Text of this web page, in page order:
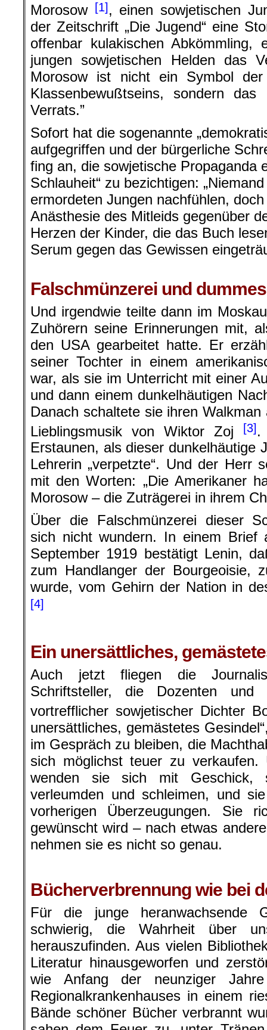
Morosow
[1] , einen sowjetischen
der Zeitschrift „Die Jugend“ eine
offenbar kulakischen Abkömmling,
jungen sowjetischen Helden das
Morosow ist nicht ein Symbol
Klassenbewußtseins, sondern
Verrats.”
Sofort hat die sogenannte
aufgegriffen und der bürgerliche
fing an, die sowjetische Propaganda
Schlauheit“ zu bezichtigen:
ermordeten Jungen nachfühlen,
Anästhesie des Mitleids gegenüber
Herzen der Kinder, die das Buch
Serum gegen das Gewissen
Falschmünzerei und
Und irgendwie teilte dann im
Zuhörern seine Erinnerungen mit,
den USA gearbeitet hatte. Er
seiner Tochter in einem
war, als sie im Unterricht mit einer
und dann einem dunkelhäutigen
Danach schaltete sie ihren
Lieblingsmusik von Wiktor Zoj
[3] .
Erstaunen, als dieser dunkelhäutige
Lehrerin „verpetzte“. Und der Herr
mit den Worten: „Die Amerikaner
Morosow – die Zuträgerei in ihrem
Über die Falschmünzerei dieser
sich nicht wundern. In einem Brief
September 1919 bestätigt Lenin,
zum Handlanger der Bourgeoisie,
wurde, vom Gehirn der Nation in
[4]
Ein unersättliches,
Auch jetzt fliegen die
Schriftsteller, die Dozenten und
vortrefflicher sowjetischer Dichter
unersättliches, gemästetes
im Gespräch zu bleiben, die
sich möglichst teuer zu verkaufen.
wenden sie sich mit Geschick,
verleumden und schleimen, und
vorherigen Überzeugungen. Sie
gewünscht wird – nach etwas
nehmen sie es nicht so genau.
Bücherverbrennung wie bei
Für die junge heranwachsende
schwierig, die Wahrheit über
herauszufinden. Aus vielen
Literatur hinausgeworfen und
wie Anfang der neunziger
Regionalkrankenhauses in einem
Bände schöner Bücher verbrannt